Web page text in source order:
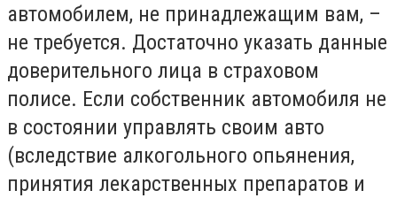
автомобилем, не принадлежащим вам, –
не требуется. Достаточно указать данные
доверительного лица в страховом
полисе. Если собственник автомобиля не
в состоянии управлять своим авто
(вследствие алкогольного опьянения,
принятия лекарственных препаратов и